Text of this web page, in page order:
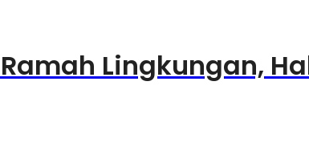
Lingkungan,